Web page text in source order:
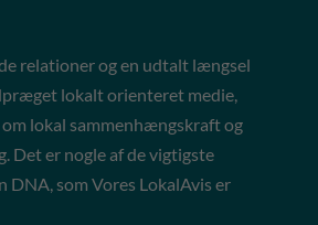
relationer og en udtalt længsel
lokalt orienteret medie,
lokal sammenhængskraft og
er nogle af de vigtigste
DNA, som Vores LokalAvis er